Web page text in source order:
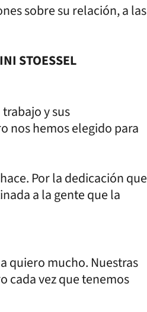
sobre su relación, a las
STOESSEL
y sus
nos hemos elegido para
Por la dedicación que
a la gente que la
quiero mucho. Nuestras
cada vez que tenemos